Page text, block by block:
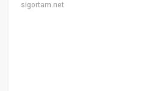
sigortam.net